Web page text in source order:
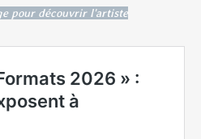
pour découvrir l'artiste